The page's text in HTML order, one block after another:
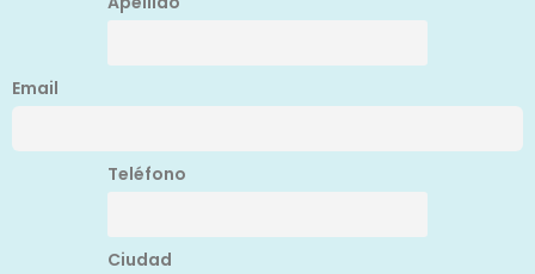
Email
Teléfono
Ciudad